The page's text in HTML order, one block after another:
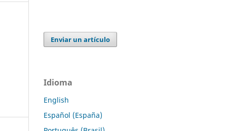
Enviar un artículo
Idioma
English
Español (España)